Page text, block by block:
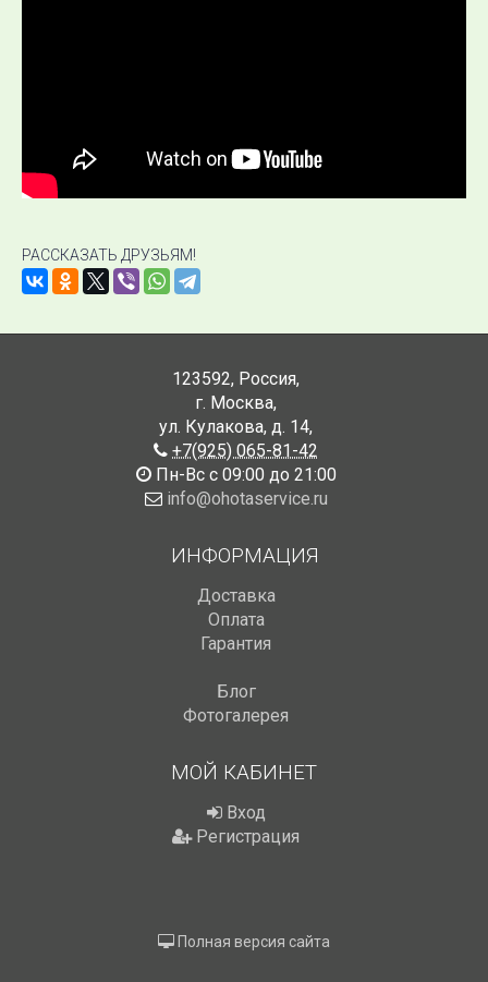
РАССКАЗАТЬ ДРУЗЬЯМ!
123592, Россия,
г. Москва,
ул. Кулакова, д. 14,
+7(925) 065-81-42
Пн-Вс с 09:00 до 21:00
info@ohotaservice.ru
ИНФОРМАЦИЯ
Доставка
Оплата
Гарантия
Блог
Фотогалерея
МОЙ КАБИНЕТ
Вход
Регистрация
Полная версия сайта